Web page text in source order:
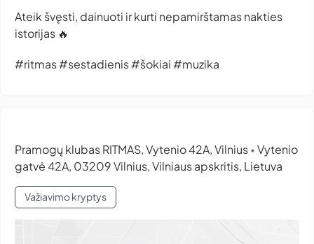
Ateik švęsti, dainuoti ir kurti nepamirštamas nakties
istorijas 🔥
#ritmas #sestadienis #šokiai #muzika
Pramogų klubas RITMAS, Vytenio 42A, Vilnius • Vytenio
gatvė 42A, 03209 Vilnius, Vilniaus apskritis, Lietuva
Važiavimo kryptys